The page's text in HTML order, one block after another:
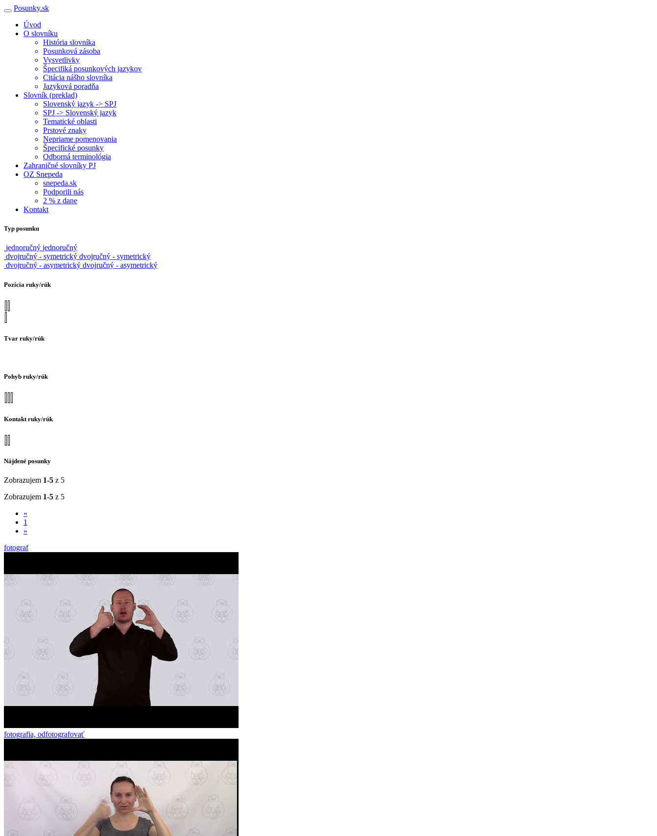
Posunky.sk
Úvod
O slovníku
História slovníka
Posunková zásoba
Vysvetlivky
Špecifiká posunkových jazykov
Citácia nášho slovníka
Jazyková poradňa
Slovník (preklad)
Slovenský jazyk -> SPJ
SPJ -> Slovenský jazyk
Tematické oblasti
Prstové znaky
Nepriame pomenovania
Špecifické posunky
Odborná terminológia
Zahraničné slovníky PJ
OZ Snepeda
snepeda.sk
Podporili nás
2 % z dane
Kontakt
Typ posunku
jednoručný jednoručný
dvojručný - symetrický dvojručný - symetrický
dvojručný - asymetrický dvojručný - asymetrický
Pozícia ruky/rúk
Tvar ruky/rúk
Pohyb ruky/rúk
Kontakt ruky/rúk
Nájdené posunky
Zobrazujem 1-5 z 5
Zobrazujem 1-5 z 5
«
1
»
fotograf
fotografia, odfotografovať